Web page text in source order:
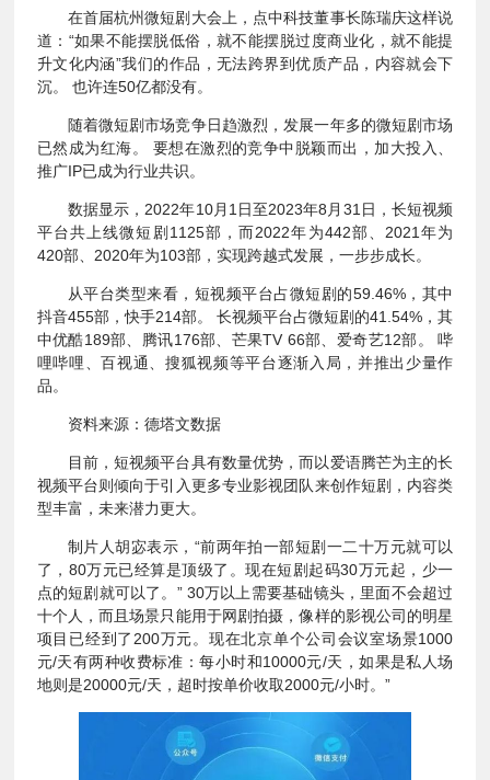
在首届杭州微短剧大会上，点中科技董事长陈瑞庆这样说
道：“如果不能摆脱低俗，就不能摆脱过度商业化，就不能提
升文化内涵”我们的作品，无法跨界到优质产品，内容就会下
沉。 也许连50亿都没有。
随着微短剧市场竞争日趋激烈，发展一年多的微短剧市场
已然成为红海。 要想在激烈的竞争中脱颖而出，加大投入、
推广IP已成为行业共识。
数据显示，2022年10月1日至2023年8月31日，长短视频
平台共上线微短剧1125部，而2022年为442部、2021年为
420部、2020年为103部，实现跨越式发展，一步步成长。
从平台类型来看，短视频平台占微短剧的59.46%，其中
抖音455部，快手214部。 长视频平台占微短剧的41.54%，其
中优酷189部、腾讯176部、芒果TV 66部、爱奇艺12部。 哔
哩哔哩、百视通、搜狐视频等平台逐渐入局，并推出少量作
品。
资料来源：德塔文数据
目前，短视频平台具有数量优势，而以爱语腾芒为主的长
视频平台则倾向于引入更多专业影视团队来创作短剧，内容类
型丰富，未来潜力更大。
制片人胡宓表示，“前两年拍一部短剧一二十万元就可以
了，80万元已经算是顶级了。现在短剧起码30万元起，少一
点的短剧就可以了。” 30万以上需要基础镜头，里面不会超过
十个人，而且场景只能用于网剧拍摄，像样的影视公司的明星
项目已经到了200万元。现在北京单个公司会议室场景1000
元/天有两种收费标准：每小时和10000元/天，如果是私人场
地则是20000元/天，超时按单价收取2000元/小时。”